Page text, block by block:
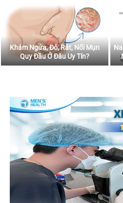
Khám Ngứa, Đỏ, Rát, Nổi Mụn
Quy Đầu Ở Đâu Uy Tín?